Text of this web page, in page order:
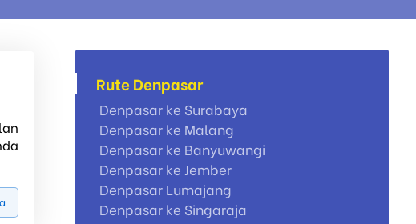
Rute Denpasar
Denpasar ke Surabaya
Denpasar ke Malang
Denpasar ke Banyuwangi
Denpasar ke Jember
Denpasar Lumajang
Denpasar ke Singaraja